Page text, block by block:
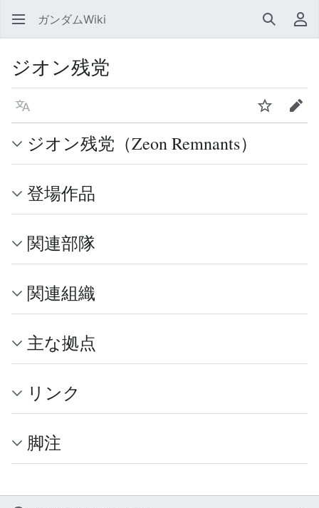
ガンダムWiki 検索 利
ジオン残党
言語 ウォッチ編集
ジオン残党（Zeon Remnants）
登場作品
関連部隊
関連組織
主な拠点
リンク
脚注